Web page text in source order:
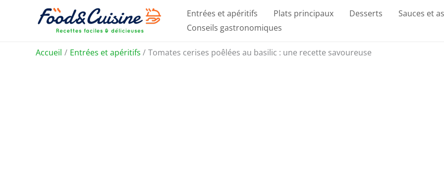
Entrées et apéritifs Plats principaux Desserts Sauces et
Conseils gastronomiques
Accueil Entrées et apéritifs Tomates cerises poêlées au basilic : une recette savoureuse